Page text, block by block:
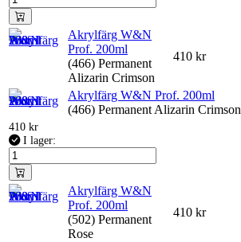
Akrylfärg W&N
Prof. 200ml
(466) Permanent
Alizarin Crimson
410 kr
Akrylfärg W&N Prof. 200ml
(466) Permanent Alizarin Crimson
410 kr
I lager:
Akrylfärg W&N
Prof. 200ml
(502) Permanent
Rose
410 kr